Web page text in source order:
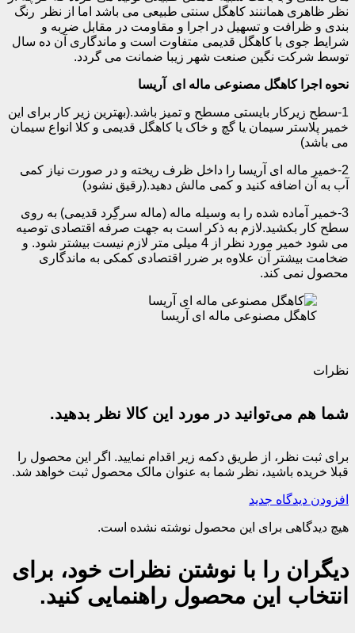
نظر ظاهری هماننند کاهگل سنتی طبیعی می باشد اما از نظر رنگ
بندی و ظرافت و تسهیل در اجرا و مقاومت در مقابل ضربه و
شرایط جوی با کاهگل قدیمی متفاوت است و ماندگاری آن ده سال
توسط شرکت نگین صنعت شهر زیبا ضمانت می گردد.
نحوه اجرا کاهگل مصنوعی ماله ای آریسا
1-سطح زیرکار بایستی مسطح و تمیز باشد.(بهترین زیر کار برای این
خمیر پلاستر سیمان یا گچ و خاک یا کاهگل قدیمی و کلا انواع سیمان
می باشد)
2-خمیر ماله ای آریسا را داخل ظرف ریخته و در صورت نیاز کمی
آب به آن اضافه کنید و کمی مالش دهید.(رقیق نشود)
3-خمیر آماده شده را به وسیله ماله (ماله سرگِرد قدیمی) به روی
سطح کار بکشید.لازم به ذکر است به جهت صرفه اقتصادی توصیه
می شود خمیر مورد نظر از 4 میلی متر لازم نیست بیشتر شود. و
ضخامت بیشتر آن علاوه بر ضرر اقتصادی کمکی به ماندگاری
محصول نمی کند.
کاهگل مصنوعی ماله ای آریسا
نظرات
شما هم می‌توانید در مورد این کالا نظر بدهید.
برای ثبت نظر، از طریق دکمه زیر اقدام نمایید. اگر این محصول را
قبلا خریده باشید، نظر شما به عنوان مالک محصول ثبت خواهد شد.
افزودن دیدگاه جدید
هیچ دیدگاهی برای این محصول نوشته نشده است.
دیگران را با نوشتن نظرات خود، برای
انتخاب این محصول راهنمایی کنید.